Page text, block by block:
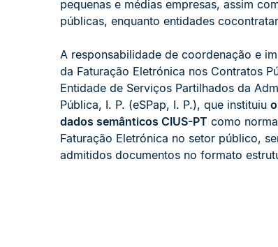
pequenas e médias empresas, assim
públicas, enquanto entidades
A responsabilidade de coordenação e
da Faturação Eletrónica nos Contratos
Entidade de Serviços Partilhados da
Pública, I. P. (eSPap, I. P.), que instituiu
dados semânticos CIUS-PT como
Faturação Eletrónica no setor público,
admitidos documentos no formato